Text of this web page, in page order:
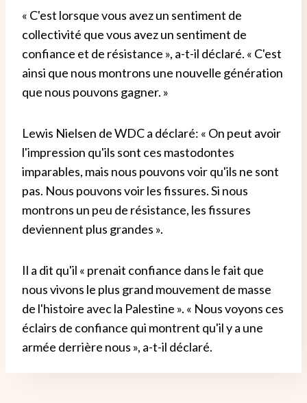
« C'est lorsque vous avez un sentiment de
collectivité que vous avez un sentiment de
confiance et de résistance », a-t-il déclaré. « C'est
ainsi que nous montrons une nouvelle génération
que nous pouvons gagner. »
Lewis Nielsen de WDC a déclaré: « On peut avoir
l'impression qu'ils sont ces mastodontes
imparables, mais nous pouvons voir qu'ils ne sont
pas. Nous pouvons voir les fissures. Si nous
montrons un peu de résistance, les fissures
deviennent plus grandes ».
Il a dit qu'il « prenait confiance dans le fait que
nous vivons le plus grand mouvement de masse
de l'histoire avec la Palestine ». « Nous voyons ces
éclairs de confiance qui montrent qu'il y a une
armée derrière nous », a-t-il déclaré.